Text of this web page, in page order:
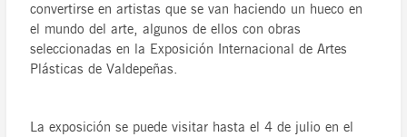
convertirse en artistas que se van haciendo un hueco en
el mundo del arte, algunos de ellos con obras
seleccionadas en la Exposición Internacional de Artes
Plásticas de Valdepeñas.
La exposición se puede visitar hasta el 4 de julio en el